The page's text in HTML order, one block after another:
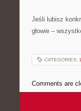
Jeśli lubisz
głowie –
CATEGORIES:
Comments are